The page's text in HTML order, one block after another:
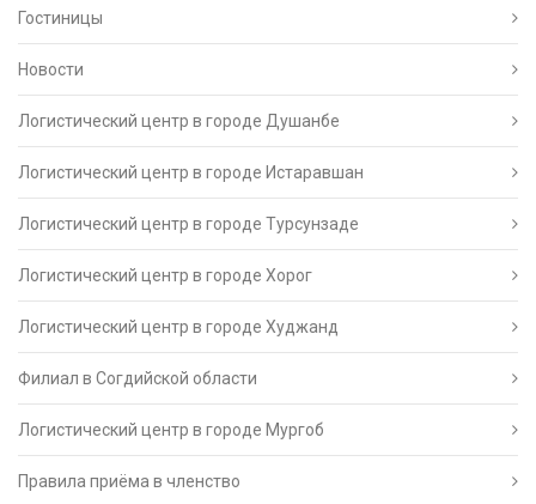
Гостиницы
Новости
Логистический центр в городе Душанбе
Логистический центр в городе Истаравшан
Логистический центр в городе Турсунзаде
Логистический центр в городе Хорог
Логистический центр в городе Худжанд
Филиал в Согдийской области
Логистический центр в городе Мургоб
Правила приёма в членство